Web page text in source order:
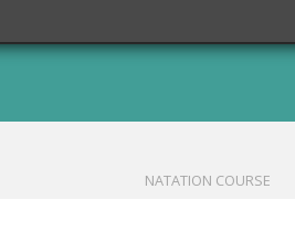
NATATION COURSE